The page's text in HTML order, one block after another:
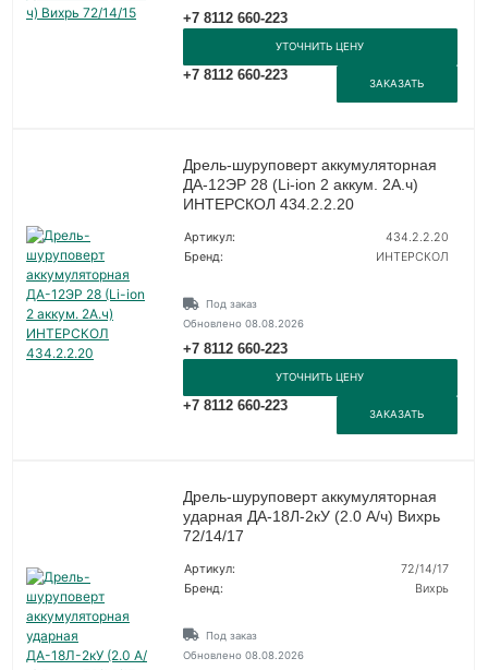
+7 8112 660-223
УТОЧНИТЬ ЦЕНУ
+7 8112 660-223
ЗАКАЗАТЬ
Дрель-шуруповерт аккумуляторная
ДА-12ЭР 28 (Li-ion 2 аккум. 2А.ч)
ИНТЕРСКОЛ 434.2.2.20
Артикул:
434.2.2.20
Бренд:
ИНТЕРСКОЛ
Под заказ
Обновлено 08.08.2026
+7 8112 660-223
УТОЧНИТЬ ЦЕНУ
+7 8112 660-223
ЗАКАЗАТЬ
Дрель-шуруповерт аккумуляторная
ударная ДА-18Л-2кУ (2.0 А/ч) Вихрь
72/14/17
Артикул:
72/14/17
Бренд:
Вихрь
Под заказ
Обновлено 08.08.2026